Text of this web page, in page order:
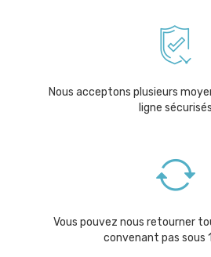
Nous acceptons plusieurs
ligne sécurisés
Vous pouvez nous retourner
convenant pas sous